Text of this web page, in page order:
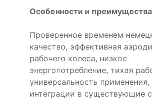
Особенности и
Проверенное временем
качество, эффективная
рабочего колеса, низкое
энергопотребление, тихая
универсальность применения,
интеграции в существующие